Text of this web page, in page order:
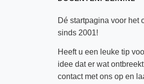
Dé startpagina voor het
sinds 2001!
Heeft u een leuke tip
idee dat er wat
contactmet ons op en